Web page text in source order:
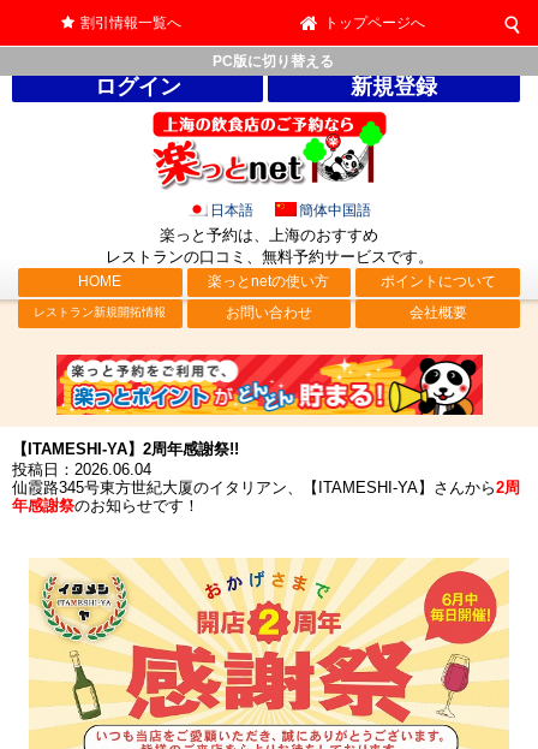
割引情報一覧へ トップページへ
PC版に切り替える
ログイン 新規登録
日本語 簡体中国語
楽っと予約は、上海のおすすめ
レストランの口コミ、無料予約サービスです。
HOME 楽っとnetの使い方 ポイントについて
レストラン新規開拓情報 お問い合わせ 会社概要
【ITAMESHI-YA】2周年感謝祭!!
投稿日：2026.06.04
仙霞路345号東方世紀大厦のイタリアン、【ITAMESHI-YA】さんから2周
年感謝祭のお知らせです！